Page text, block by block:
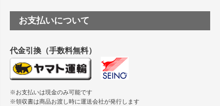
つや消し半透明ラベルのロールタイプはありますか？
縦420mm×横650mmの包装紙に適した紙はありますか？
ップ
お支払いについて
代金引換（手数料無料）
※お支払いは現金のみ可能です
※領収書は商品お渡し時に運送会社が発行します